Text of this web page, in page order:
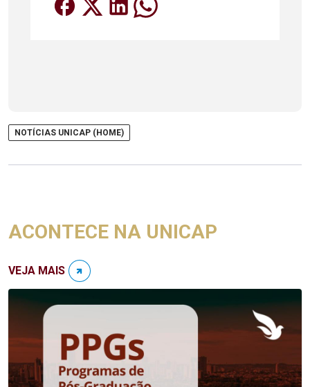
NOTÍCIAS UNICAP (HOME)
ACONTECE NA UNICAP
VEJA MAIS